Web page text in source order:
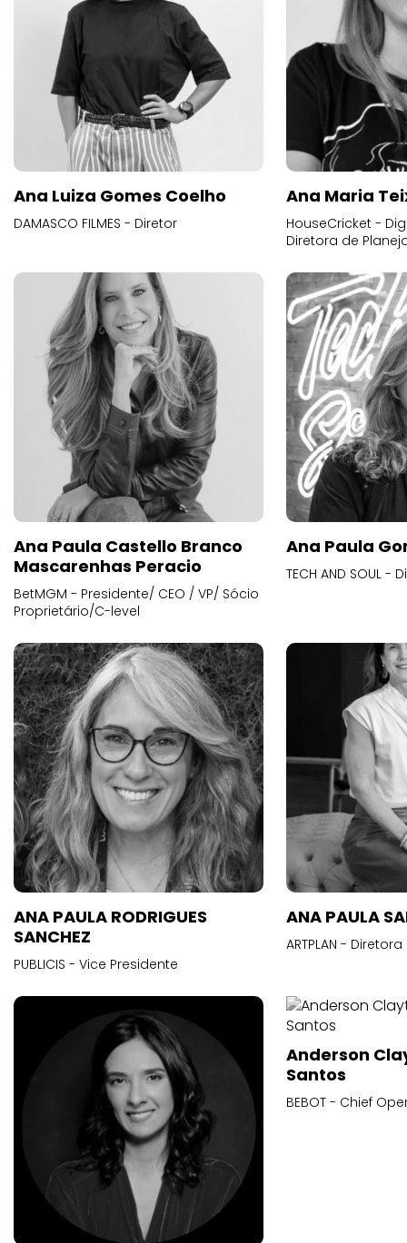
Ana Luiza Gomes Coelho
DAMASCO FILMES - Diretor
Ana Maria
HouseCricket -
Diretora de
Ana Paula Castello Branco
Mascarenhas Peracio
BetMGM - Presidente/ CEO / VP/ Sócio
Proprietário/C-level
Ana Paula
TECH AND SOUL
ANA PAULA RODRIGUES
SANCHEZ
PUBLICIS - Vice Presidente
ANA PAULA
ARTPLAN -
Anderson
Santos
BEBOT - Chief